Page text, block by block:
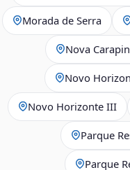
Morada de Serra
Nova
Novo
Novo Horizonte III
Parque
Parque